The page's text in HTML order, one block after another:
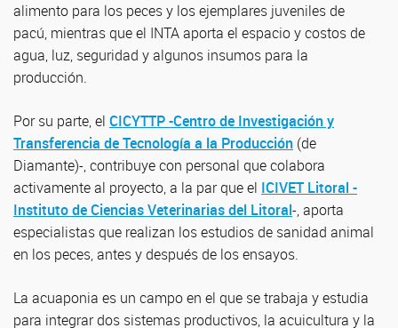
alimento para los peces y los ejemplares juveniles de
pacú, mientras que el INTA aporta el espacio y costos de
agua, luz, seguridad y algunos insumos para la
producción.
Por su parte, el CICYTTP -Centro de Investigación y
Transferencia de Tecnología a la Producción (de
Diamante)-, contribuye con personal que colabora
activamente al proyecto, a la par que el ICIVET Litoral -
Instituto de Ciencias Veterinarias del Litoral-, aporta
especialistas que realizan los estudios de sanidad animal
en los peces, antes y después de los ensayos.
La acuaponia es un campo en el que se trabaja y estudia
para integrar dos sistemas productivos, la acuicultura y la